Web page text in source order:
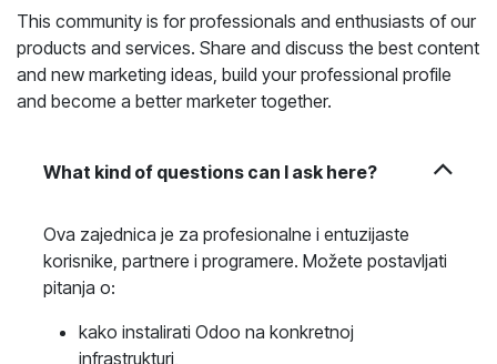
This community is for professionals and enthusiasts of our
products and services. Share and discuss the best content
and new marketing ideas, build your professional profile
and become a better marketer together.
What kind of questions can I ask here?
Ova zajednica je za profesionalne i entuzijaste
korisnike, partnere i programere. Možete postavljati
pitanja o:
kako instalirati Odoo na konkretnoj
infrastrukturi,